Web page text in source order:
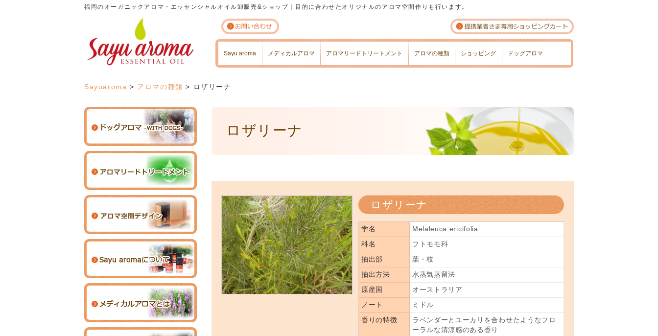
福岡のオーガニックアロマ・エッセンシャルオイル卸販売&ショップ｜目的に合わせたオリジナルのアロマ空間作りも行います。
コンテンツへスキップ
Sayu aroma メディカルアロマ アロマリードトリートメント アロマの種類 ショッピング ドッグアロマ
Sayuaroma > アロマの種類 > ロザリーナ
ロザリーナ
ロザリーナ
学名 Melaleuca ericifolia
科名 フトモモ科
抽出部 葉・枝
抽出方法 水蒸気蒸留法
原産国 オーストラリア
ノート ミドル
香りの特徴
ラベンダーとユーカリを合わせたようなフロ
ーラルな清涼感のある香り